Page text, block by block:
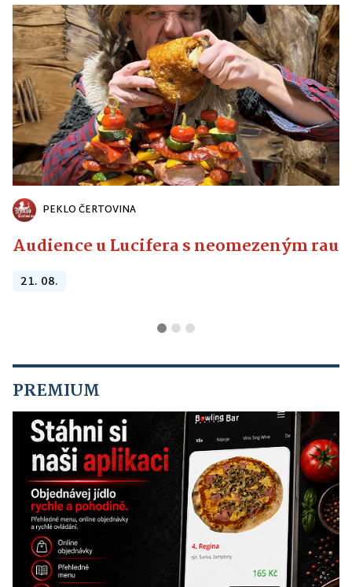
PEKLO ČERTOVINA
Audience u Lucifera s neomezeným
21. 08.
PREMIUM